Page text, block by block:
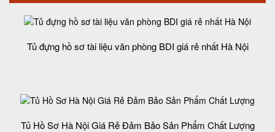
Tủ đựng hồ sơ tài liệu văn phòng BDI giá rẻ nhất Hà Nội
Tủ Hồ Sơ Hà Nội Giá Rẻ Đảm Bảo Sản Phẩm Chất Lượng‎